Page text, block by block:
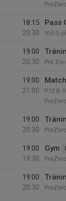
18:15
20:30
Pass
Vid D-
19:00
20:30
Pre
19:00
21:00
P13 B
19:00
20:30
19:00
19:30
Gym
19:00
20:30